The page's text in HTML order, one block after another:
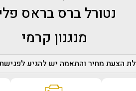
נטורל ברס בראס
מנגנון קרמי
הצעת מחיר והתאמה יש להגיע לפגישת